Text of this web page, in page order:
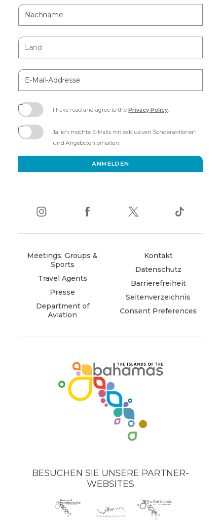
Nachname
Land
E-
Mail-
Addresse
I have read and agree to thePrivacy Policy
in
new
.
Ja, ich möchte E-Mails mit exklusiven Sonderaktionen
und Angeboten erhalten.
ANMELDEN
Meetings, Groups &
Sports
Travel Agents
Presse
Department of
Aviation
Kontakt
Datenschutz
Barrierefreiheit
Seitenverzeichnis
Consent Preferences
in
window)
in
window)
in
window)
in
window)
BESUCHEN SIE UNSERE PARTNER-
WEBSITES
Nassau
Paradise
(opens
in
Grand
Bahama
(opens
in
The
Out
(opens